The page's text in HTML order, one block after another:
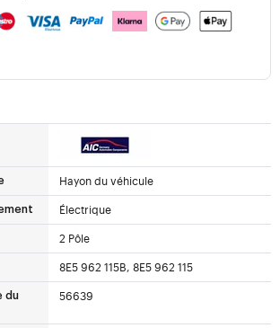
Hayon du véhicule
Électrique
2 Pôle
8E5 962 115B, 8E5 962 115
du
56639